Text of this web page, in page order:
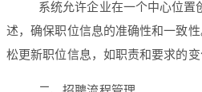
系统允许企业在一个中心位置
述，确保职位信息的准确性和一致
松更新职位信息，如职责和要求的变